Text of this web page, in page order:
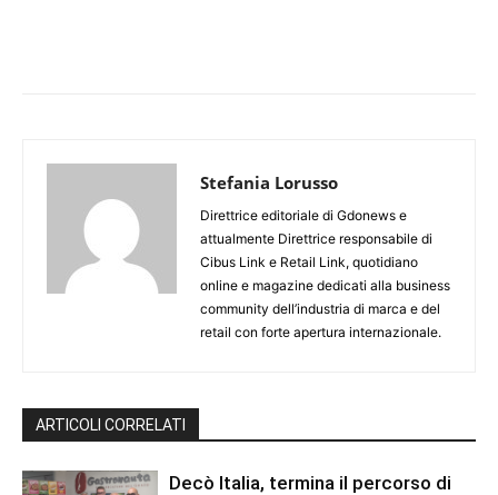
Stefania Lorusso
Direttrice editoriale di Gdonews e
attualmente Direttrice responsabile di
Cibus Link e Retail Link, quotidiano
online e magazine dedicati alla business
community dell’industria di marca e del
retail con forte apertura internazionale.
ARTICOLI CORRELATI
Decò Italia, termina il percorso di